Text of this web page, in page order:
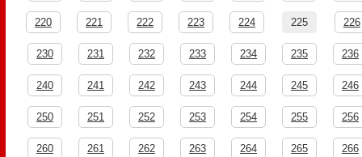
220 221 222 223 224 225 226
230 231 232 233 234 235 236
240 241 242 243 244 245 246
250 251 252 253 254 255 256
260 261 262 263 264 265 266